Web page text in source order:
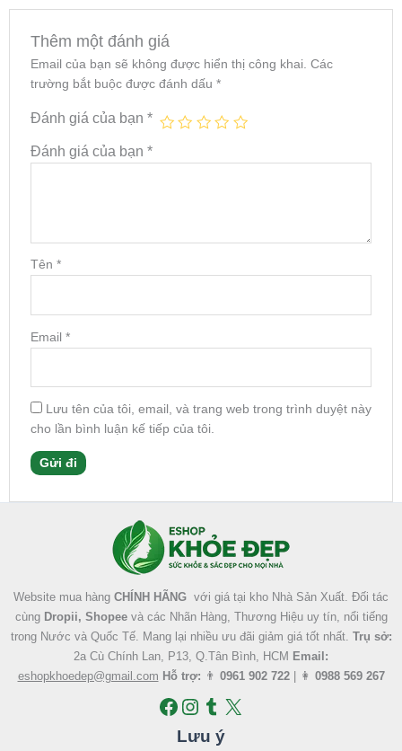
Thêm một đánh giá
Email của bạn sẽ không được hiển thị công khai. Các
trường bắt buộc được đánh dấu *
Đánh giá của bạn *
Đánh giá của bạn *
Tên *
Email *
Lưu tên của tôi, email, và trang web trong trình duyệt này
cho lần bình luận kế tiếp của tôi.
Website mua hàng CHÍNH HÃNG với giá tại kho Nhà Sản Xuất. Đối tác
cùng Dropii, Shopeevà các Nhãn Hàng, Thương Hiệu uy tín, nổi tiếng
trong Nước và Quốc Tế. Mang lại nhiều ưu đãi giảm giá tốt nhất. Trụ sở:
2a Cù Chính Lan, P13, Q.Tân Bình, HCM Email:
eshopkhoedep@gmail.com Hỗ trợ: 👨 0961 902 722| 👩 0988 569 267
Lưu ý